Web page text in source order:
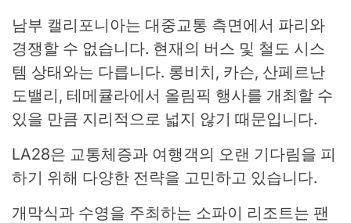
남부 캘리포니아는 대중교통 측면에서 파리와
경쟁할 수 없습니다. 현재의 버스 및 철도 시스
템 상태와는 다릅니다. 롱비치, 카슨, 산페르난
도밸리, 테메큘라에서 올림픽 행사를 개최할 수
있을 만큼 지리적으로 넓지 않기 때문입니다.
LA28은 교통체증과 여행객의 오랜 기다림을 피
하기 위해 다양한 전략을 고민하고 있습니다.
개막식과 수영을 주최하는 소파이 리조트는 팬